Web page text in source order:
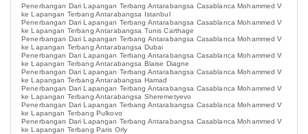
Penerbangan Dari Lapangan Terbang Antarabangsa Casablanca Mohammed V
ke Lapangan Terbang Antarabangsa Istanbul
Penerbangan Dari Lapangan Terbang Antarabangsa Casablanca Mohammed V
ke Lapangan Terbang Antarabangsa Tunis Carthage
Penerbangan Dari Lapangan Terbang Antarabangsa Casablanca Mohammed V
ke Lapangan Terbang Antarabangsa Dubai
Penerbangan Dari Lapangan Terbang Antarabangsa Casablanca Mohammed V
ke Lapangan Terbang Antarabangsa Blaise Diagne
Penerbangan Dari Lapangan Terbang Antarabangsa Casablanca Mohammed V
ke Lapangan Terbang Antarabangsa Hamad
Penerbangan Dari Lapangan Terbang Antarabangsa Casablanca Mohammed V
ke Lapangan Terbang Antarabangsa Sheremetyevo
Penerbangan Dari Lapangan Terbang Antarabangsa Casablanca Mohammed V
ke Lapangan Terbang Pulkovo
Penerbangan Dari Lapangan Terbang Antarabangsa Casablanca Mohammed V
ke Lapangan Terbang Paris Orly